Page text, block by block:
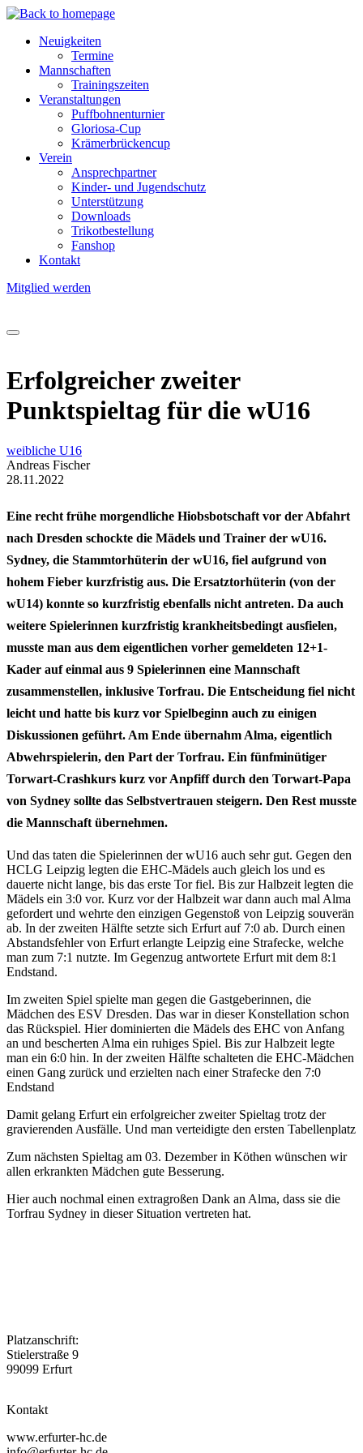
Direkt
Inhalt
Hauptnavigation
Neuigkeiten
Termine
Mannschaften
Trainingszeiten
Veranstaltungen
Puffbohnenturnier
Gloriosa-Cup
Krämerbrückencup
Verein
Ansprechpartner
Kinder- und Jugendschutz
Unterstützung
Downloads
Trikotbestellung
Fanshop
Kontakt
Mitglied werden
Erfolgreicher zweiter
Punktspieltag für die wU16
weibliche U16
Andreas Fischer
28.11.2022
Eine recht frühe morgendliche Hiobsbotschaft vor der Abfahrt
nach Dresden schockte die Mädels und Trainer der wU16.
Sydney, die Stammtorhüterin der wU16, fiel aufgrund von
hohem Fieber kurzfristig aus. Die Ersatztorhüterin (von der
wU14) konnte so kurzfristig ebenfalls nicht antreten. Da auch
weitere Spielerinnen kurzfristig krankheitsbedingt ausfielen,
musste man aus dem eigentlichen vorher gemeldeten 12+1-
Kader auf einmal aus 9 Spielerinnen eine Mannschaft
zusammenstellen, inklusive Torfrau. Die Entscheidung fiel nicht
leicht und hatte bis kurz vor Spielbeginn auch zu einigen
Diskussionen geführt. Am Ende übernahm Alma, eigentlich
Abwehrspielerin, den Part der Torfrau. Ein fünfminütiger
Torwart-Crashkurs kurz vor Anpfiff durch den Torwart-Papa
von Sydney sollte das Selbstvertrauen steigern. Den Rest musste
die Mannschaft übernehmen.
Und das taten die Spielerinnen der wU16 auch sehr gut. Gegen den
HCLG Leipzig legten die EHC-Mädels auch gleich los und es
dauerte nicht lange, bis das erste Tor fiel. Bis zur Halbzeit legten die
Mädels ein 3:0 vor. Kurz vor der Halbzeit war dann auch mal Alma
gefordert und wehrte den einzigen Gegenstoß von Leipzig souverän
ab. In der zweiten Hälfte setzte sich Erfurt auf 7:0 ab. Durch einen
Abstandsfehler von Erfurt erlangte Leipzig eine Strafecke, welche
man zum 7:1 nutzte. Im Gegenzug antwortete Erfurt mit dem 8:1
Endstand.
Im zweiten Spiel spielte man gegen die Gastgeberinnen, die
Mädchen des ESV Dresden. Das war in dieser Konstellation schon
das Rückspiel. Hier dominierten die Mädels des EHC von Anfang
an und bescherten Alma ein ruhiges Spiel. Bis zur Halbzeit legte
man ein 6:0 hin. In der zweiten Hälfte schalteten die EHC-Mädchen
einen Gang zurück und erzielten nach einer Strafecke den 7:0
Endstand
Damit gelang Erfurt ein erfolgreicher zweiter Spieltag trotz der
gravierenden Ausfälle. Und man verteidigte den ersten Tabellenplatz
Zum nächsten Spieltag am 03. Dezember in Köthen wünschen wir
allen erkrankten Mädchen gute Besserung.
Hier auch nochmal einen extragroßen Dank an Alma, dass sie die
Torfrau Sydney in dieser Situation vertreten hat.
Platzanschrift:
Stielerstraße 9
99099 Erfurt
Kontakt
www.erfurter-hc.de